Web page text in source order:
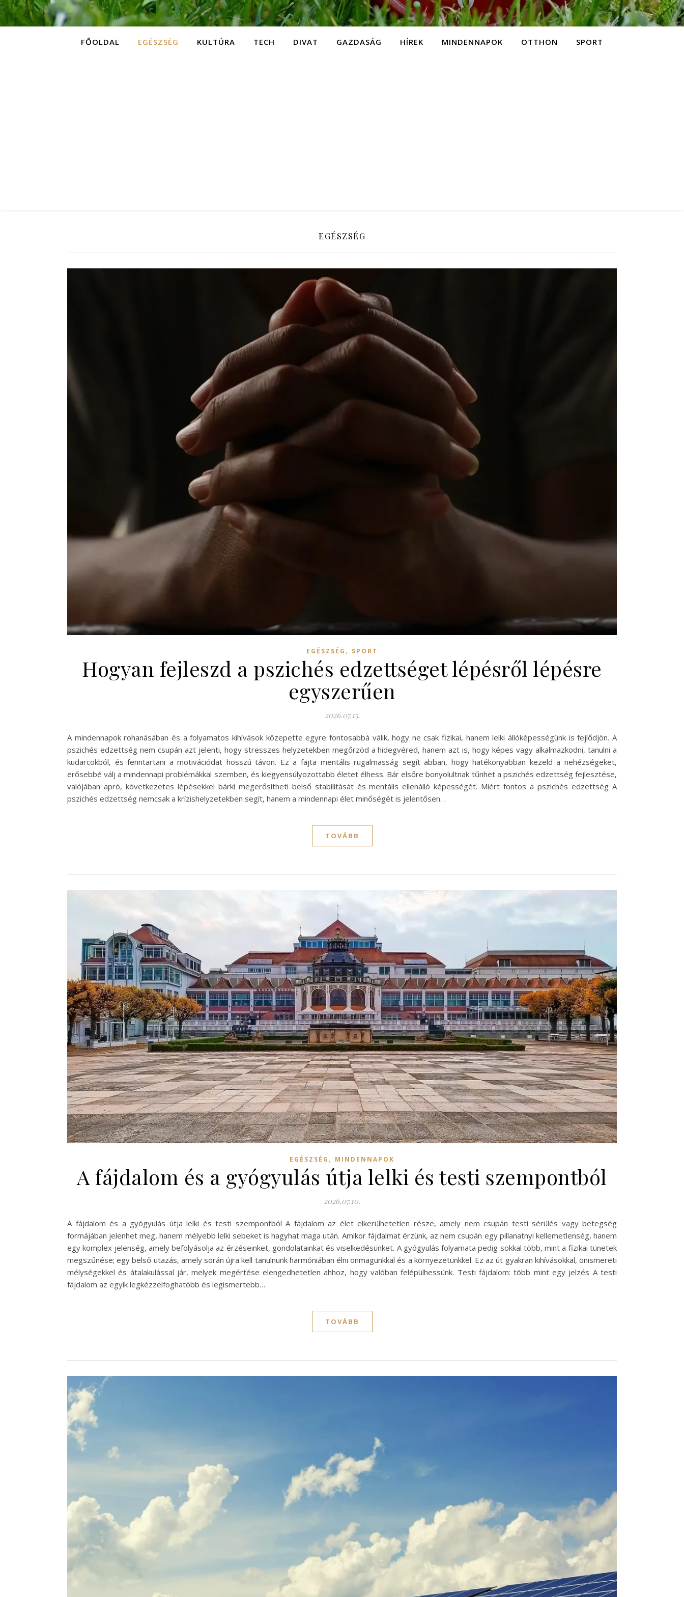
FŐOLDAL EGÉSZSÉG KULTÚRA TECH DIVAT GAZDASÁG HÍREK MINDENNAPOK OTTHON SPORT
EGÉSZSÉG
EGÉSZSÉG , SPORT
Hogyan fejleszd a pszichés edzettséget lépésről lépésre
egyszerűen
2026.07.15.
A mindennapok rohanásában és a folyamatos kihívások közepette egyre fontosabbá válik, hogy ne csak fizikai, hanem lelki állóképességünk is fejlődjön. A
pszichés edzettség nem csupán azt jelenti, hogy stresszes helyzetekben megőrzöd a hidegvéred, hanem azt is, hogy képes vagy alkalmazkodni, tanulni a
kudarcokból, és fenntartani a motivációdat hosszú távon. Ez a fajta mentális rugalmasság segít abban, hogy hatékonyabban kezeld a nehézségeket,
erősebbé válj a mindennapi problémákkal szemben, és kiegyensúlyozottabb életet élhess. Bár elsőre bonyolultnak tűnhet a pszichés edzettség fejlesztése,
valójában apró, következetes lépésekkel bárki megerősítheti belső stabilitását és mentális ellenálló képességét. Miért fontos a pszichés edzettség A
pszichés edzettség nemcsak a krízishelyzetekben segít, hanem a mindennapi élet minőségét is jelentősen…
TOVÁBB
EGÉSZSÉG , MINDENNAPOK
A fájdalom és a gyógyulás útja lelki és testi szempontból
2026.07.10.
A fájdalom és a gyógyulás útja lelki és testi szempontból A fájdalom az élet elkerülhetetlen része, amely nem csupán testi sérülés vagy betegség
formájában jelenhet meg, hanem mélyebb lelki sebeket is hagyhat maga után. Amikor fájdalmat érzünk, az nem csupán egy pillanatnyi kellemetlenség, hanem
egy komplex jelenség, amely befolyásolja az érzéseinket, gondolatainkat és viselkedésünket. A gyógyulás folyamata pedig sokkal több, mint a fizikai tünetek
megszűnése; egy belső utazás, amely során újra kell tanulnunk harmóniában élni önmagunkkal és a környezetünkkel. Ez az út gyakran kihívásokkal, önismereti
mélységekkel és átalakulással jár, melyek megértése elengedhetetlen ahhoz, hogy valóban felépülhessünk. Testi fájdalom: több mint egy jelzés A testi
fájdalom az egyik legkézzelfoghatóbb és legismertebb…
TOVÁBB